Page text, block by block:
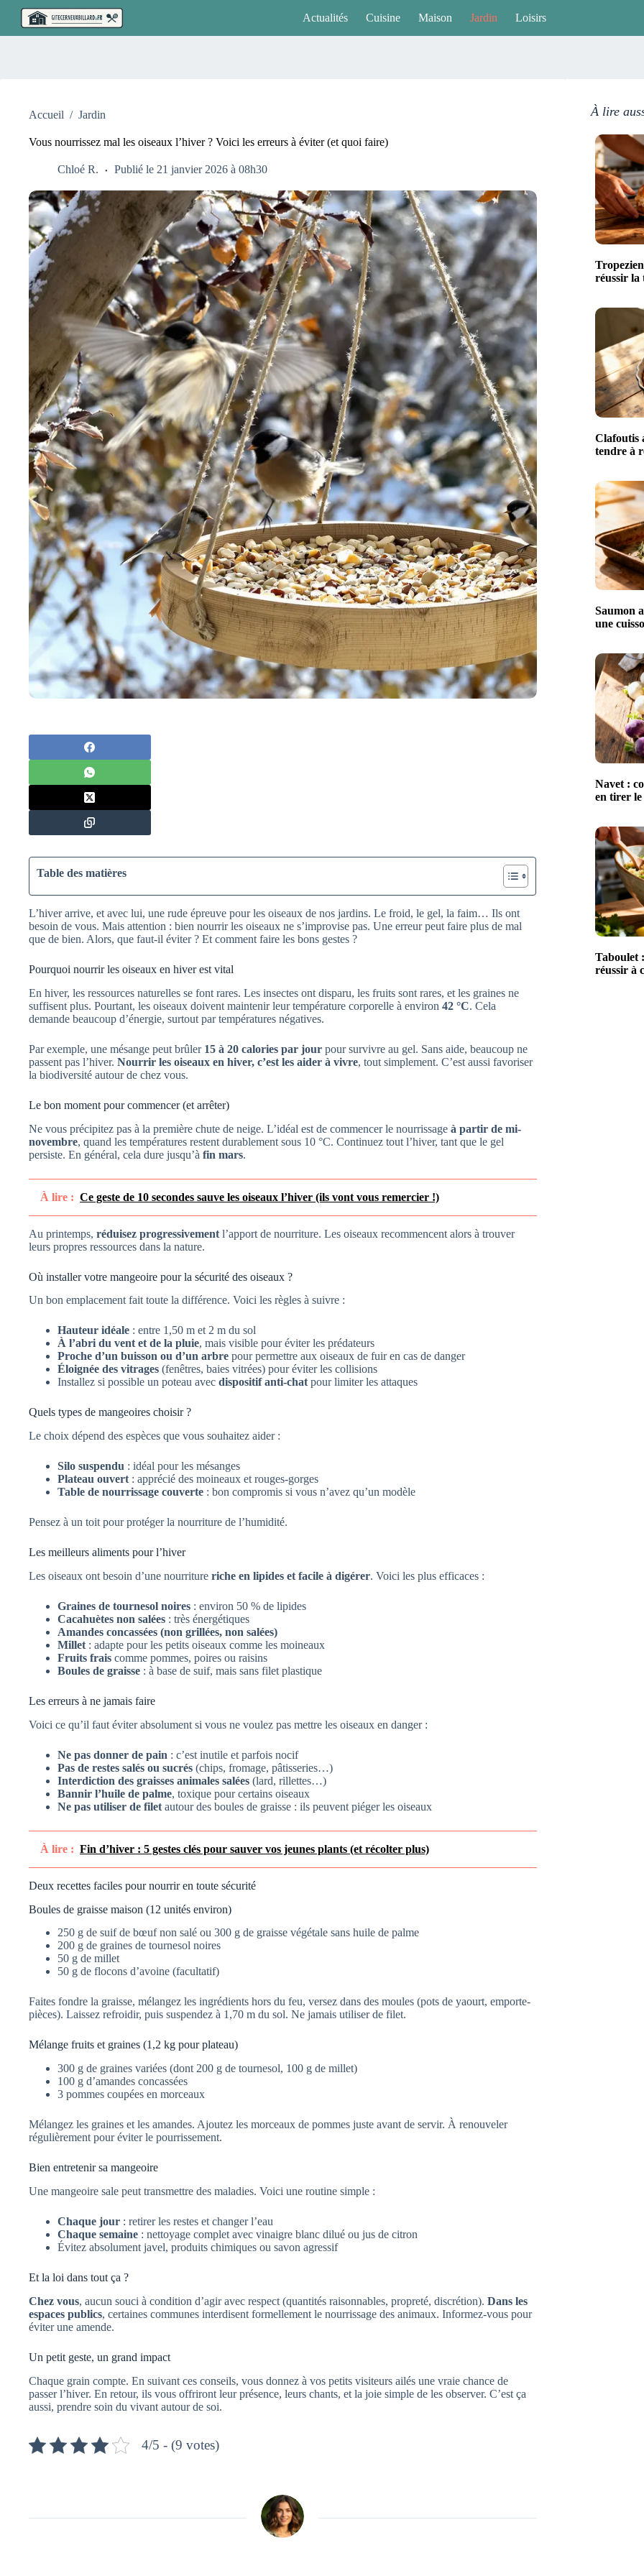
Passer
contenu
Actualités Cuisine Maison Jardin Loisirs
Accueil / Jardin
Vous nourrissez mal les oiseaux l’hiver ? Voici les erreurs à éviter (et quoi faire)
Chloé R. Publié le 21 janvier 2026 à 08h30
Table des matières
L’hiver arrive, et avec lui, une rude épreuve pour les oiseaux de nos jardins. Le froid, le gel, la faim… Ils ont
besoin de vous. Mais attention : bien nourrir les oiseaux ne s’improvise pas. Une erreur peut faire plus de mal
que de bien. Alors, que faut-il éviter ? Et comment faire les bons gestes ?
Pourquoi nourrir les oiseaux en hiver est vital
En hiver, les ressources naturelles se font rares. Les insectes ont disparu, les fruits sont rares, et les graines ne
suffisent plus. Pourtant, les oiseaux doivent maintenir leur température corporelle à environ 42 °C. Cela
demande beaucoup d’énergie, surtout par températures négatives.
Par exemple, une mésange peut brûler 15 à 20 calories par jour pour survivre au gel. Sans aide, beaucoup ne
passent pas l’hiver. Nourrir les oiseaux en hiver, c’est les aider à vivre, tout simplement. C’est aussi favoriser
la biodiversité autour de chez vous.
Le bon moment pour commencer (et arrêter)
Ne vous précipitez pas à la première chute de neige. L’idéal est de commencer le nourrissage à partir de mi-
novembre, quand les températures restent durablement sous 10 °C. Continuez tout l’hiver, tant que le gel
persiste. En général, cela dure jusqu’à fin mars.
À lire : Ce geste de 10 secondes sauve les oiseaux l’hiver (ils vont vous remercier !)
Au printemps, réduisez progressivement l’apport de nourriture. Les oiseaux recommencent alors à trouver
leurs propres ressources dans la nature.
Où installer votre mangeoire pour la sécurité des oiseaux ?
Un bon emplacement fait toute la différence. Voici les règles à suivre :
Hauteur idéale : entre 1,50 m et 2 m du sol
À l’abri du vent et de la pluie, mais visible pour éviter les prédateurs
Proche d’un buisson ou d’un arbre pour permettre aux oiseaux de fuir en cas de danger
Éloignée des vitrages (fenêtres, baies vitrées) pour éviter les collisions
Installez si possible un poteau avec dispositif anti-chat pour limiter les attaques
Quels types de mangeoires choisir ?
Le choix dépend des espèces que vous souhaitez aider :
Silo suspendu : idéal pour les mésanges
Plateau ouvert : apprécié des moineaux et rouges-gorges
Table de nourrissage couverte : bon compromis si vous n’avez qu’un modèle
Pensez à un toit pour protéger la nourriture de l’humidité.
Les meilleurs aliments pour l’hiver
Les oiseaux ont besoin d’une nourriture riche en lipides et facile à digérer. Voici les plus efficaces :
Graines de tournesol noires : environ 50 % de lipides
Cacahuètes non salées : très énergétiques
Amandes concassées (non grillées, non salées)
Millet : adapte pour les petits oiseaux comme les moineaux
Fruits frais comme pommes, poires ou raisins
Boules de graisse : à base de suif, mais sans filet plastique
Les erreurs à ne jamais faire
Voici ce qu’il faut éviter absolument si vous ne voulez pas mettre les oiseaux en danger :
Ne pas donner de pain : c’est inutile et parfois nocif
Pas de restes salés ou sucrés (chips, fromage, pâtisseries…)
Interdiction des graisses animales salées (lard, rillettes…)
Bannir l’huile de palme, toxique pour certains oiseaux
Ne pas utiliser de filet autour des boules de graisse : ils peuvent piéger les oiseaux
À lire : Fin d’hiver : 5 gestes clés pour sauver vos jeunes plants (et récolter plus)
Deux recettes faciles pour nourrir en toute sécurité
Boules de graisse maison (12 unités environ)
250 g de suif de bœuf non salé ou 300 g de graisse végétale sans huile de palme
200 g de graines de tournesol noires
50 g de millet
50 g de flocons d’avoine (facultatif)
Faites fondre la graisse, mélangez les ingrédients hors du feu, versez dans des moules (pots de yaourt, emporte-
pièces). Laissez refroidir, puis suspendez à 1,70 m du sol. Ne jamais utiliser de filet.
Mélange fruits et graines (1,2 kg pour plateau)
300 g de graines variées (dont 200 g de tournesol, 100 g de millet)
100 g d’amandes concassées
3 pommes coupées en morceaux
Mélangez les graines et les amandes. Ajoutez les morceaux de pommes juste avant de servir. À renouveler
régulièrement pour éviter le pourrissement.
Bien entretenir sa mangeoire
Une mangeoire sale peut transmettre des maladies. Voici une routine simple :
Chaque jour : retirer les restes et changer l’eau
Chaque semaine : nettoyage complet avec vinaigre blanc dilué ou jus de citron
Évitez absolument javel, produits chimiques ou savon agressif
Et la loi dans tout ça ?
Chez vous, aucun souci à condition d’agir avec respect (quantités raisonnables, propreté, discrétion). Dans les
espaces publics, certaines communes interdisent formellement le nourrissage des animaux. Informez-vous pour
éviter une amende.
Un petit geste, un grand impact
Chaque grain compte. En suivant ces conseils, vous donnez à vos petits visiteurs ailés une vraie chance de
passer l’hiver. En retour, ils vous offriront leur présence, leurs chants, et la joie simple de les observer. C’est ça
aussi, prendre soin du vivant autour de soi.
4/5 - (9 votes)
À lire
réussir la
Clafoutis
tendre à
Saumon
une
Navet :
en tirer
Taboulet
réussir à